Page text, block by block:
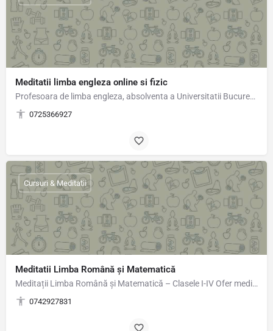
Meditatii limba engleza online si fizic
Profesoara de limba engleza, absolventa a Universitatii Bucuresti,ofer lectii de limba engleza preferabil…
0725366927
Meditatii Limba Română și Matematică
Meditații Limba Română și Matematică – Clasele I-IV Ofer meditații individuale sau în grup restrâns, la…
0742927831
Cursuri & Meditatii